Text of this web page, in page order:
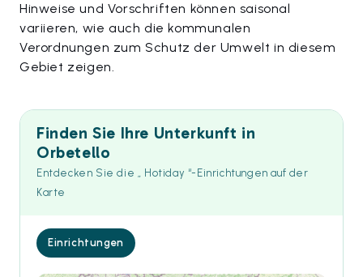
Hinweise und Vorschriften können saisonal
variieren, wie auch die kommunalen
Verordnungen zum Schutz der Umwelt in diesem
Gebiet zeigen.
Finden Sie Ihre Unterkunft in
Orbetello
Entdecken Sie die „ Hotiday “-Einrichtungen auf der
Karte
Einrichtungen